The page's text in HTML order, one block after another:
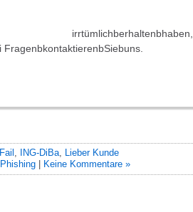
irrtümlichberhaltenbhaben,
Fail , ING-DiBa, Lieber Kunde
Phishing Keine Kommentare »